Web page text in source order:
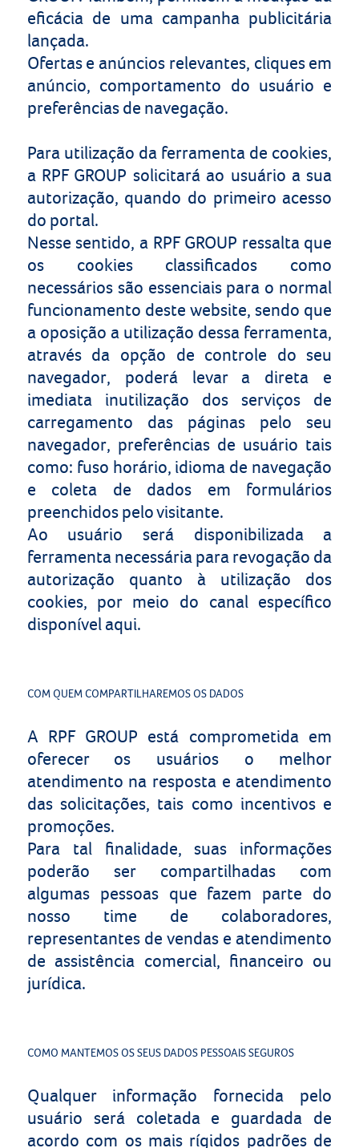
eficácia de uma campanha publicitária
lançada.
Ofertas e anúncios relevantes, cliques em
anúncio, comportamento do usuário e
preferências de navegação.
Para utilização da ferramenta de cookies,
a RPF GROUP solicitará ao usuário a sua
autorização, quando do primeiro acesso
do portal.
Nesse sentido, a RPF GROUP ressalta que
os cookies classificados como
necessários são essenciais para o normal
funcionamento deste website, sendo que
a oposição a utilização dessa ferramenta,
através da opção de controle do seu
navegador, poderá levar a direta e
imediata inutilização dos serviços de
carregamento das páginas pelo seu
navegador, preferências de usuário tais
como: fuso horário, idioma de navegação
e coleta de dados em formulários
preenchidos pelo visitante.
Ao usuário será disponibilizada a
ferramenta necessária para revogação da
autorização quanto à utilização dos
cookies, por meio do canal específico
disponível aqui.
COM QUEM COMPARTILHAREMOS OS DADOS
A RPF GROUP está comprometida em
oferecer os usuários o melhor
atendimento na resposta e atendimento
das solicitações, tais como incentivos e
promoções.
Para tal finalidade, suas informações
poderão ser compartilhadas com
algumas pessoas que fazem parte do
nosso time de colaboradores,
representantes de vendas e atendimento
de assistência comercial, financeiro ou
jurídica.
COMO MANTEMOS OS SEUS DADOS PESSOAIS SEGUROS
Qualquer informação fornecida pelo
usuário será coletada e guardada de
acordo com os mais rígidos padrões de